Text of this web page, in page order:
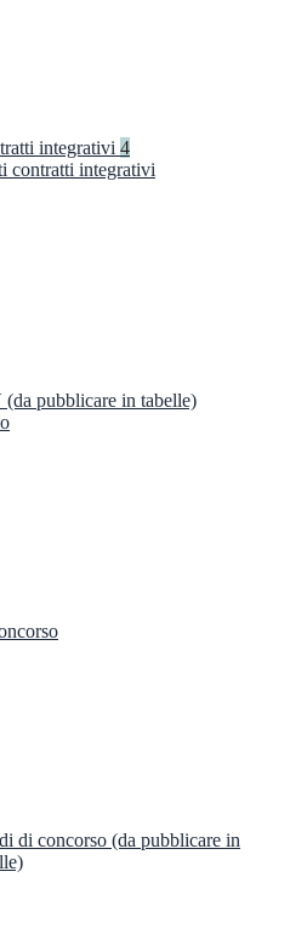
integrativi 4
contratti integrativi
pubblicare in tabelle)
di concorso (da pubblicare in